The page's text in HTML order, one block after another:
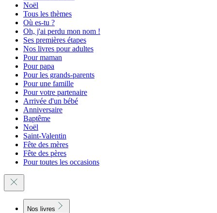
Noël
Tous les thèmes
Où es-tu ?
Oh, j'ai perdu mon nom !
Ses premières étapes
Nos livres pour adultes
Pour maman
Pour papa
Pour les grands-parents
Pour une famille
Pour votre partenaire
Arrivée d'un bébé
Anniversaire
Baptême
Noël
Saint-Valentin
Fête des mères
Fête des pères
Pour toutes les occasions
Nos livres